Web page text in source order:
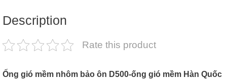
Description
Rate this product
Ống gió mềm nhôm bảo ôn D500-ống gió mềm Hàn Quốc